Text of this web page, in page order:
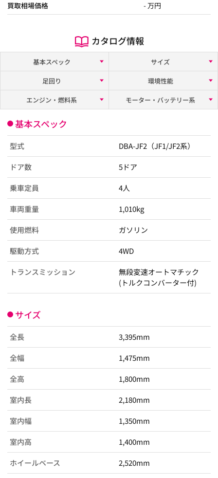
買取相場価格
- 万円
カタログ情報
基本スペック
サイズ
足回り
環境性能
エンジン・燃料系
モーター・バッテリー系
基本スペック
型式 DBA-JF2（JF1/JF2系）
ドア数 5ドア
乗車定員 4人
車両重量 1,010kg
使用燃料 ガソリン
駆動方式 4WD
トランスミッション
無段変速オートマチック
(トルクコンバーター付)
サイズ
全長 3,395mm
全幅 1,475mm
全高 1,800mm
室内長 2,180mm
室内幅 1,350mm
室内高 1,400mm
ホイールベース 2,520mm